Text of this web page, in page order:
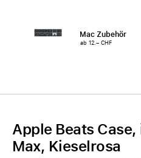
Mac Zubehör
ab 12.– CHF
Apple Beats
Max, Kieselrosa